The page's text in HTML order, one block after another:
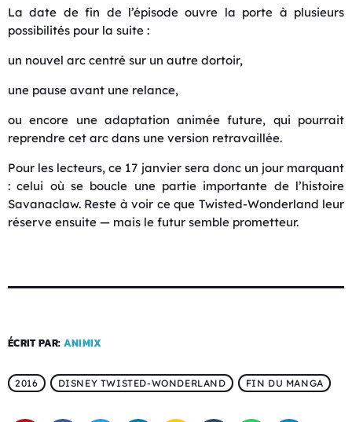
La date de fin de l’épisode ouvre la porte à plusieurs
possibilités pour la suite :
un nouvel arc centré sur un autre dortoir,
une pause avant une relance,
ou encore une adaptation animée future, qui pourrait
reprendre cet arc dans une version retravaillée.
Pour les lecteurs, ce 17 janvier sera donc un jour marquant
: celui où se boucle une partie importante de l’histoire
Savanaclaw. Reste à voir ce que Twisted-Wonderland leur
réserve ensuite — mais le futur semble prometteur.
ÉCRIT PAR: ANIMIX
2016 DISNEY TWISTED-WONDERLAND FIN DU MANGA